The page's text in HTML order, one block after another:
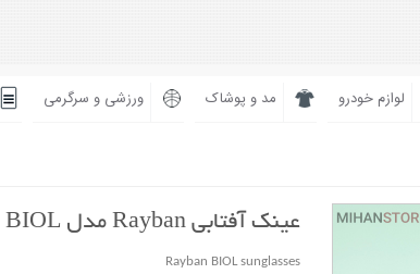
لوازم خودرو مد و پوشاک ورزشی و سرگرمی
عینک آفتابی Rayban مدل BIOL
Rayban BIOL sunglasses